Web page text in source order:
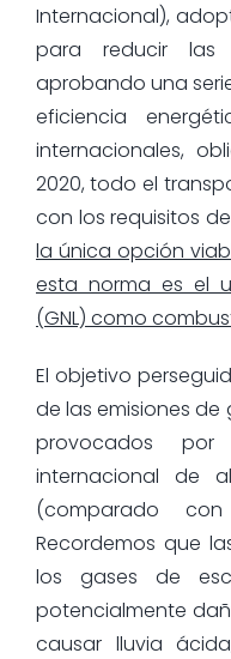
Internacional),
para reducir las
aprobando una
eficiencia
internacionales,
2020, todo el
con los requisitos
la única opción
esta norma es el
(GNL) como
El objetivo
de las emisiones
provocados
internacional de
(comparado
Recordemos que
los gases de
potencialmente
causar lluvia